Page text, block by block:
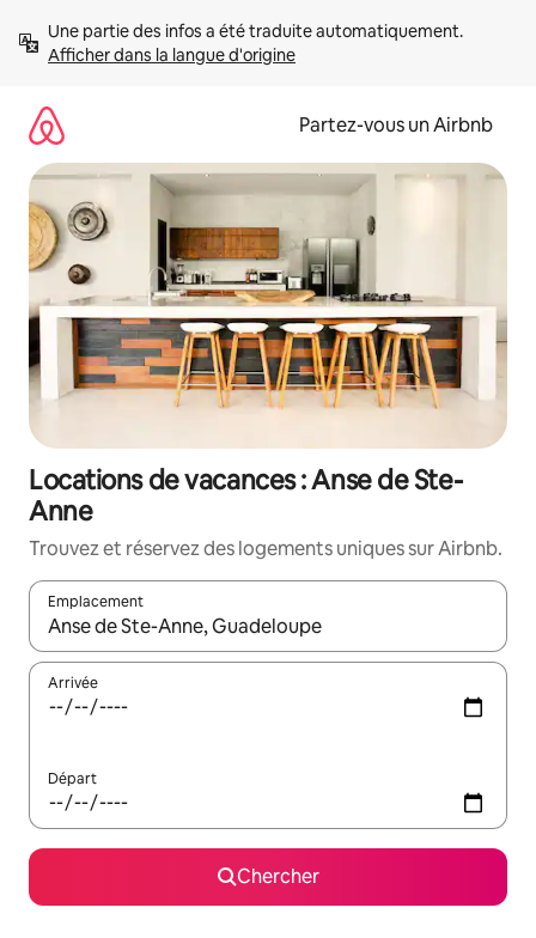
directement
Afficher dans la langue d'origine
Partez-vous un Airbnb
Locations de vacances : Anse de Ste-
Anne
Trouvez et réservez des logements uniques sur Airbnb.
Emplacement
Quand les résultats sont affichés, parcourez-les en utilisant
Arrivée
Départ
Chercher